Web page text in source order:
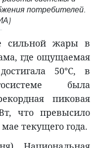
потребителей.
сильной жары в
где ощущаемая
50°C, в
была
пиковая
что превысило
текущего года.